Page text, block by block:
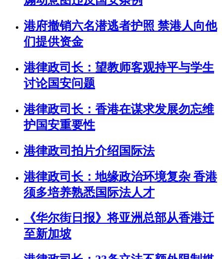
港府撤销六名潜逃者护照 禁港人向他
们提供资金
港律政司长：望教师客观持平与学生
讨论国安问题
港律政司长：香港在谋求发展勿忘维
护国安重要性
港律政司拍片介绍国际法
港律政司长：地缘政治环境复杂 香港
须多培养熟悉国际法人才
《华尔街日报》将亚洲总部从香港迁
至新加坡